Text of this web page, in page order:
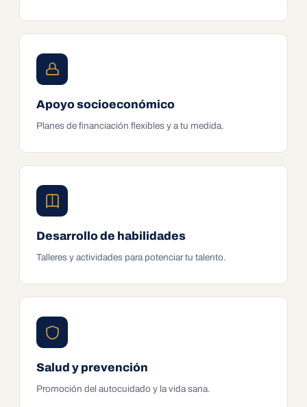
Apoyo socioeconómico
Planes de financiación flexibles y a tu medida.
Desarrollo de habilidades
Talleres y actividades para potenciar tu talento.
Salud y prevención
Promoción del autocuidado y la vida sana.